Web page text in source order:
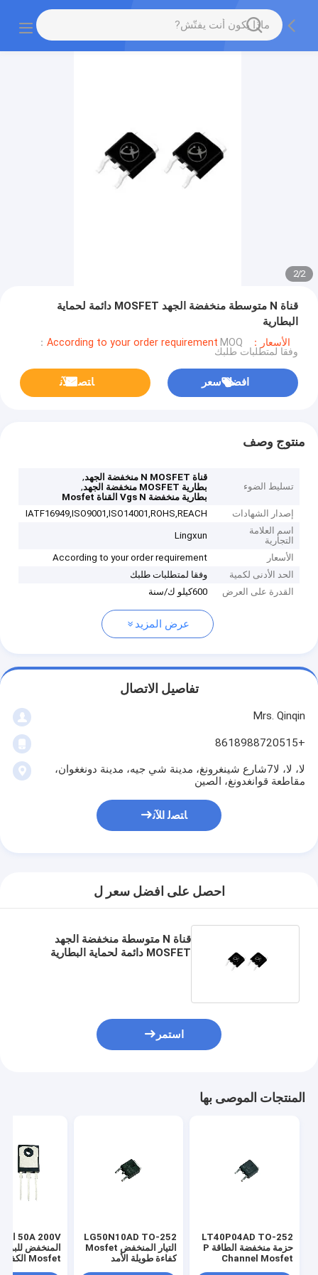
2
/
2
قناة N متوسطة منخفضة الجهد MOSFET دائمة لحماية
البطارية
الأسعار：According to your order requirement MOQ：
وفقا لمتطلبات طلبك
افضل سعر ﺎﺘﺼﻟ ﺍﻶﻧ
منتوج وصف
تسليط الضوء
قناة N MOSFET منخفضة الجهد
,
بطارية MOSFET منخفضة الجهد
,
بطارية منخفضة Vgs N القناة Mosfet
إصدار الشهادات
IATF16949,ISO9001,ISO14001,ROHS,REACH
اسم العلامة
التجارية
Lingxun
الأسعار
According to your order requirement
الحد الأدنى لكمية
وفقا لمتطلبات طلبك
القدرة على العرض
600كيلو ك/سنة
عرض المزيد
تفاصيل الاتصال
Mrs. Qinqin
+8618988720515
لا، لا، لا7شارع شينغرونغ، مدينة شي جيه، مدينة دونغغوان،
مقاطعة قوانغدونغ، الصين
ﺎﺘﺼﻟ ﺍﻶﻧ
احصل على افضل سعر ل
قناة N متوسطة منخفضة الجهد
MOSFET دائمة لحماية البطارية
استمر
المنتجات الموصى بها
LT40P04AD TO-252
حزمة منخفضة الطاقة P
Channel Mosfet
LG50N10AD TO-252
التيار المنخفض Mosfet
كفاءة طويلة الأمد
المنخفض
Mosfet الكفاءة العالية